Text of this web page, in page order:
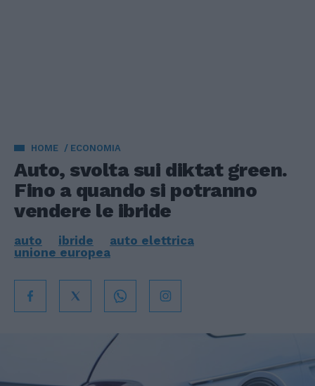
HOME ECONOMIA
Auto, svolta sui diktat green.
Fino a quando si potranno
vendere le ibride
auto ibride
auto elettrica
unione europea